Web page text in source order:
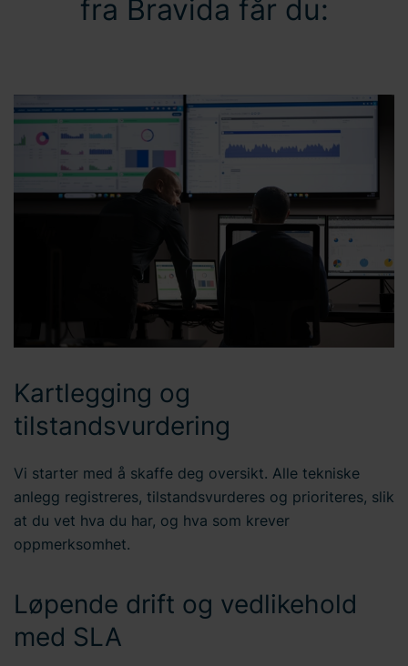
fra Bravida får du:
Kartlegging og
tilstandsvurdering
Vi starter med å skaffe deg oversikt. Alle tekniske
anlegg registreres, tilstandsvurderes og prioriteres, slik
at du vet hva du har, og hva som krever
oppmerksomhet.
Løpende drift og vedlikehold
med SLA